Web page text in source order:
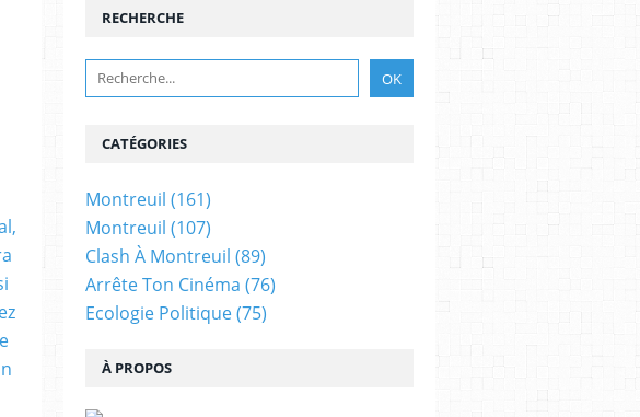
RECHERCHE
À PROPOS
CATÉGORIES
Montreuil (161)
Montreuil (107)
Clash À Montreuil (89)
Arrête Ton Cinéma (76)
Ecologie Politique(75)